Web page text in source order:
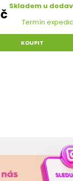
Skladem u
Termín
KOUPIT